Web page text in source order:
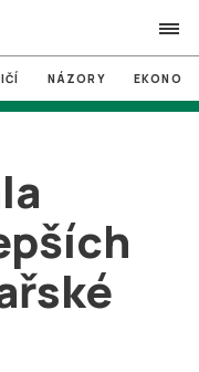
search
NÁZORY